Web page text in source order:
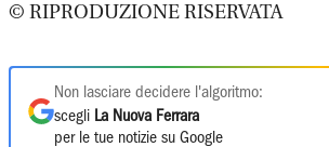
© RIPRODUZIONE RISERVATA
Non lasciare decidere l'algoritmo:
scegli La Nuova Ferrara
per le tue notizie su Google